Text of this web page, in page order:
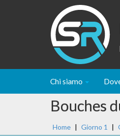
Chi siamo
Bouches
Home | Giorno 1 |